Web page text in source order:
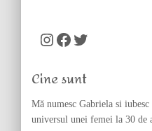
o
Instagram Facebook Twitter
Cine sunt
Mă numesc Gabriela si
universul unei femei la 30 de